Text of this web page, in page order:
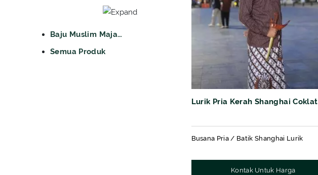
Baju Muslim Majapahit
Semua Produk
Lurik Pria Kerah Shanghai Coklat
Busana Pria / Batik Shanghai Lurik
Kontak Untuk Harga